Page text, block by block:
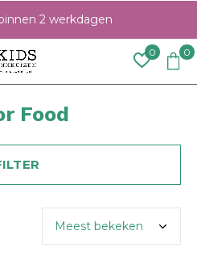
0 0
2 werkdagen
Food